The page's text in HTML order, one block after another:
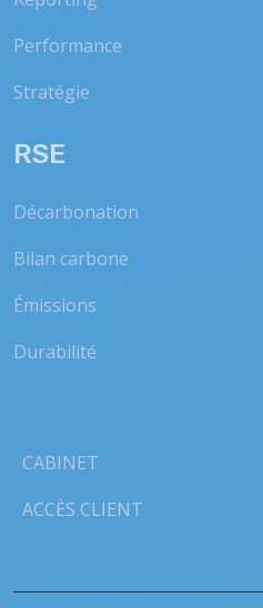
Performance
Stratégie
RSE
Décarbonation
Bilan carbone
Émissions
Durabilité
CABINET
ACCÈS CLIENT